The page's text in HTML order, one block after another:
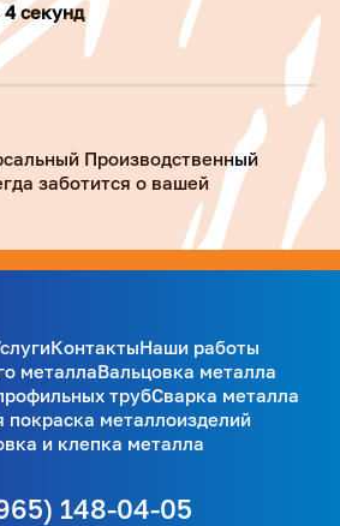
4секунд
Производственный
заботится о вашей
КонтактыНаши работы
металлаВальцовка металла
трубСварка металла
покраска металлоизделий
и клепка металла
148-04-05